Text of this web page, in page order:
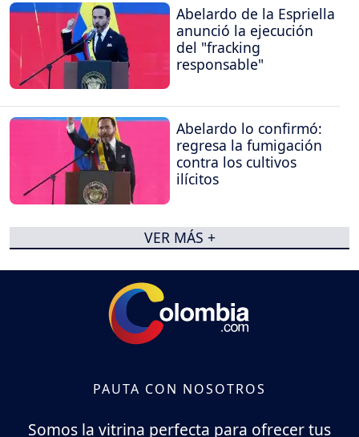
Abelardo de la Espriella
anunció la ejecución
del "fracking
responsable"
Abelardo lo confirmó:
regresa la fumigación
contra los cultivos
ilícitos
VER MÁS +
PAUTA CON NOSOTROS
Somos la vitrina perfecta para ofrecer tus